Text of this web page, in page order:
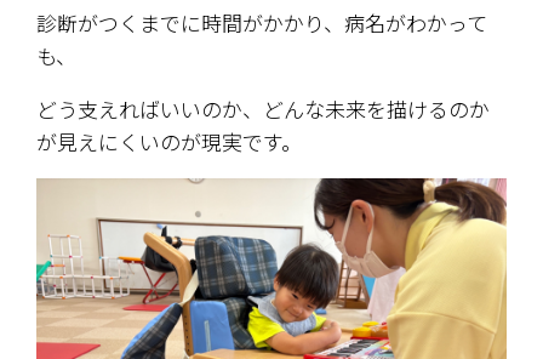
診断がつくまでに時間がかかり、病名がわかって
も、
どう支えればいいのか、どんな未来を描けるのか
が見えにくいのが現実です。